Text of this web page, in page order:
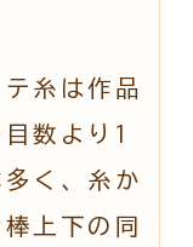
テ糸は作品
目数より1
多く、糸か
棒上下の同